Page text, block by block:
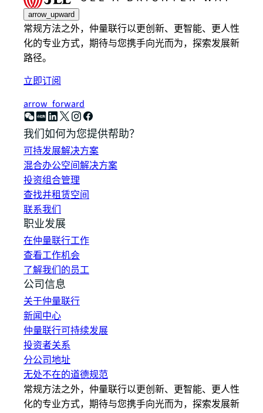
arrow_upward
常规方法之外，仲量联行以更创新、更智能、更人性
化的专业方式，期待与您携手向光而为，探索发展新
路径。
立即订阅
arrow_forward
我们如何为您提供帮助？
可持发展解决方案
混合办公空间解决方案
投资组合管理
查找并租赁空间
联系我们
职业发展
在仲量联行工作
查看工作机会
了解我们的员工
公司信息
关于仲量联行
新闻中心
仲量联行可持续发展
投资者关系
分公司地址
无处不在的道德规范
常规方法之外，仲量联行以更创新、更智能、更人性
化的专业方式，期待与您携手向光而为，探索发展新